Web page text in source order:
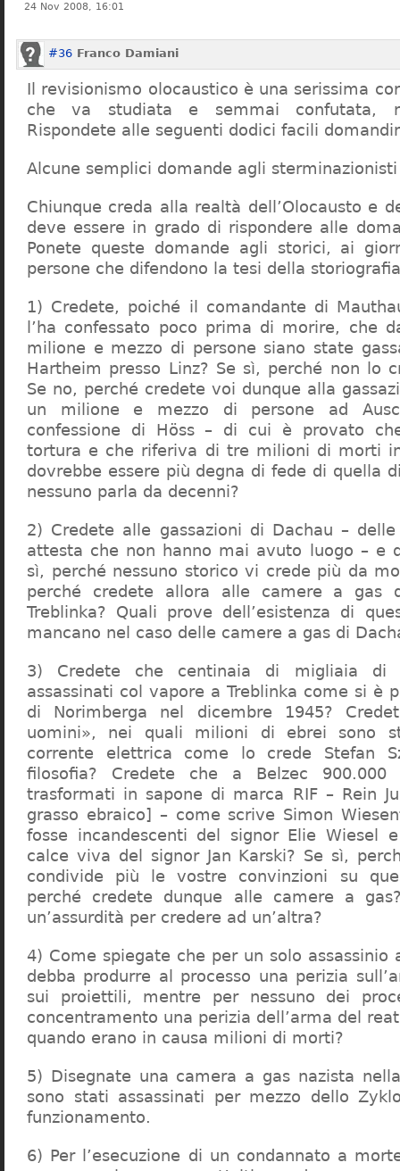
24 Nov 2008, 16:01
#36 Franco Damiani
Il revisionismo olocaustico è una serissima
che va studiata e semmai confutata,
Rispondete alle seguenti dodici facili
Alcune semplici domande agli sterminazionisti
Chiunque creda alla realtà dell’Olocausto e
deve essere in grado di rispondere alle
Ponete queste domande agli storici, ai
persone che difendono la tesi della
1) Credete, poiché il comandante di
l’ha confessato poco prima di morire, che
milione e mezzo di persone siano state
Hartheim presso Linz? Se sì, perché non lo
Se no, perché credete voi dunque alla
un milione e mezzo di persone ad
confessione di Höss – di cui è provato
tortura e che riferiva di tre milioni di morti
dovrebbe essere più degna di fede di quella
nessuno parla da decenni?
2) Credete alle gassazioni di Dachau –
attesta che non hanno mai avuto luogo – e
sì, perché nessuno storico vi crede più da
perché credete allora alle camere a gas
Treblinka? Quali prove dell’esistenza di
mancano nel caso delle camere a gas di
3) Credete che centinaia di migliaia di
assassinati col vapore a Treblinka come si è
di Norimberga nel dicembre 1945?
uomini», nei quali milioni di ebrei sono
corrente elettrica come lo crede Stefan
filosofia? Credete che a Belzec
trasformati in sapone di marca RIF – Rein
grasso ebraico] – come scrive Simon
fosse incandescenti del signor Elie Wiesel
calce viva del signor Jan Karski? Se sì,
condivide più le vostre convinzioni su
perché credete dunque alle camere a
un’assurdità per credere ad un’altra?
4) Come spiegate che per un solo assassinio
debba produrre al processo una perizia
sui proiettili, mentre per nessuno dei
concentramento una perizia dell’arma del
quando erano in causa milioni di morti?
5) Disegnate una camera a gas nazista
sono stati assassinati per mezzo dello
funzionamento.
6) Per l’esecuzione di un condannato a